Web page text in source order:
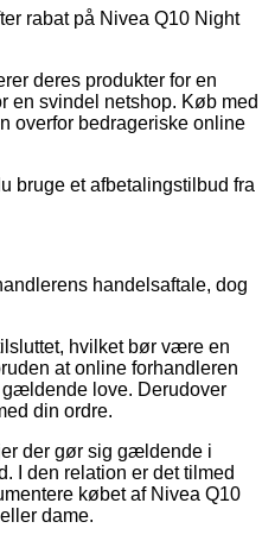
rabat på Nivea Q10 Night
deres produkter for en
en svindel netshop. Køb med
overfor bedrageriske online
bruge et afbetalingstilbud fra
handelsaftale, dog
hvilket bør være en
at online forhandleren
love. Derudover
din ordre.
der gør sig gældende i
I den relation er det tilmed
købet af Nivea Q10
dame.